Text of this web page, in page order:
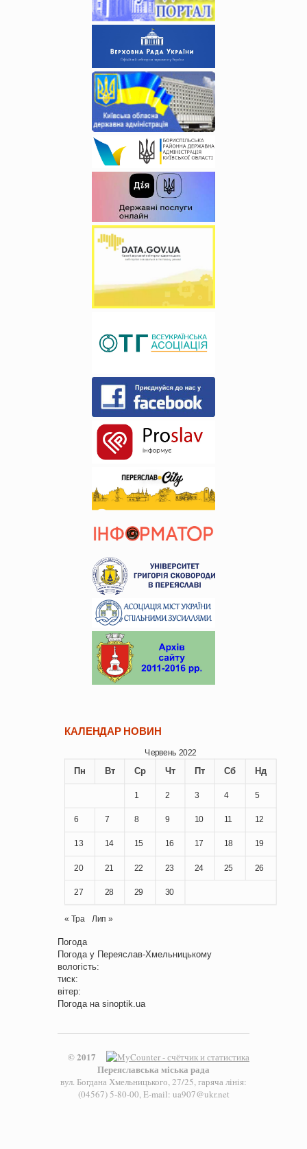
КАЛЕНДАР НОВИН
Червень 2022
Пн Вт Ср Чт Пт Сб Нд
1 2 3 4 5
6 7 8 9 10 11 12
13 14 15 16 17 18 19
20 21 22 23 24 25 26
27 28 29 30
« Тра Лип »
Погода
Погода у Переяслав-Хмельницькому
вологість:
тиск:
вітер:
Погода на sinoptik.ua
© 2017
Переяславська міська рада
вул. Богдана Хмельницького, 27/25, гаряча лінія:
(04567) 5-80-00, E-mail: ua907@ukr.net